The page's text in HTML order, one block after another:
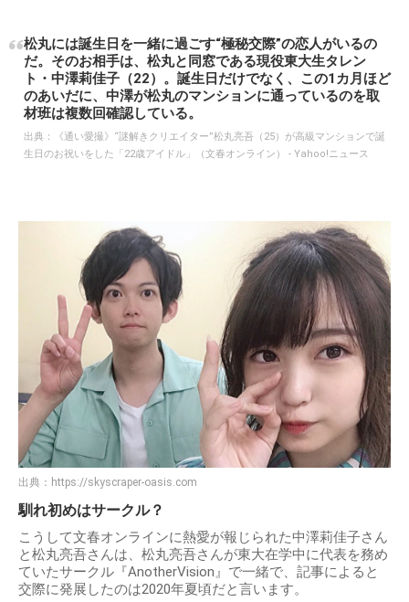
松丸には誕生日を一緒に過ごす“極秘交際”の恋人がいるの
だ。そのお相手は、松丸と同窓である現役東大生タレン
ト・中澤莉佳子（22）。誕生日だけでなく、この1カ月ほど
のあいだに、中澤が松丸のマンションに通っているのを取
材班は複数回確認している。
出典：
《通い愛撮》“謎解きクリエイター”松丸亮吾（25）が高級マンションで誕
生日のお祝いをした「22歳アイドル」（文春オンライン） - Yahoo!ニュース
出典： https://skyscraper-oasis.com
馴れ初めはサークル？
こうして文春オンラインに熱愛が報じられた中澤莉佳子さん
と松丸亮吾さんは、松丸亮吾さんが東大在学中に代表を務め
ていたサークル『AnotherVision』で一緒で、記事によると
交際に発展したのは2020年夏頃だと言います。